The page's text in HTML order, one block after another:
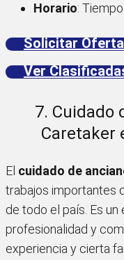
Horario:
Solicitar Oferta
Ver
7. Cuidado
Caretaker
El cuidado de
trabajos importantes
de todo el país. Es
profesionalidad y
experiencia y cierta